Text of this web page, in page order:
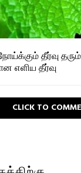
தீர்வு
எளிய தீர்வு
CLICK TO